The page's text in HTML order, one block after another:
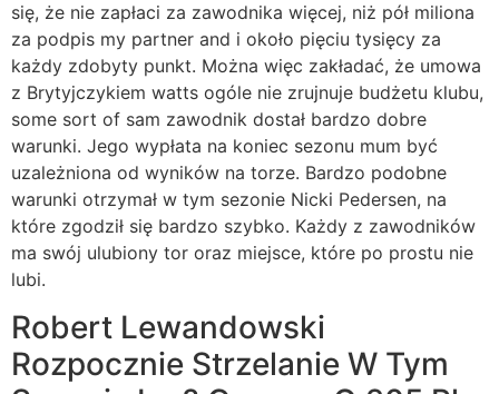
się, że nie zapłaci za zawodnika więcej, niż pół miliona
za podpis my partner and i około pięciu tysięcy za
każdy zdobyty punkt. Można więc zakładać, że umowa
z Brytyjczykiem watts ogóle nie zrujnuje budżetu klubu,
some sort of sam zawodnik dostał bardzo dobre
warunki. Jego wypłata na koniec sezonu mum być
uzależniona od wyników na torze. Bardzo podobne
warunki otrzymał w tym sezonie Nicki Pedersen, na
które zgodził się bardzo szybko. Każdy z zawodników
ma swój ulubiony tor oraz miejsce, które po prostu nie
lubi.
Robert Lewandowski
Rozpocznie Strzelanie W Tym